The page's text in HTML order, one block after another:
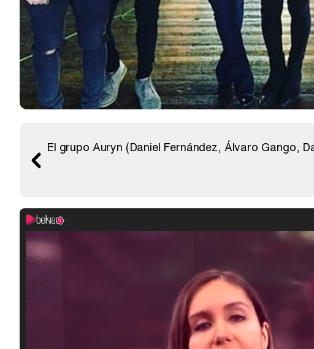
El grupo Auryn (Daniel Fernández, Álvaro Gango,